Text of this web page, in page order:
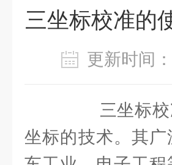
三坐标校准的
更新时
三坐标校准
坐标的技术。其